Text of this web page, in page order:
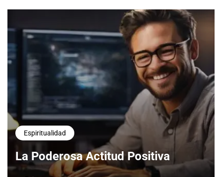
Espiritualidad
La Poderosa Actitud Positiva